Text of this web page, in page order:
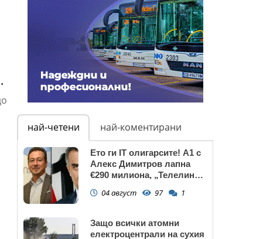
най-четени най-коментирани
Ето ги IT олигарсите! А1 с
Алекс Димитров лапна
€290 милиона, „Телелинк”
млн. евро БЕЗ
04 август 97 1
Защо всички атомни
електроцентрали на сухия